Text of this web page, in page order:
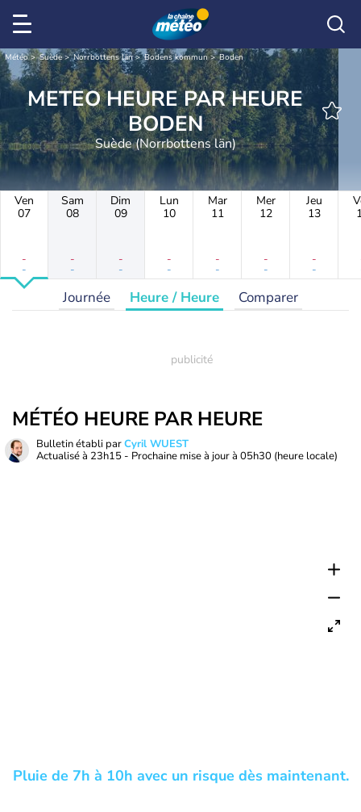
Météo Suède Norrbottens län Bodens kommun Boden
METEO HEURE PAR HEURE
BODEN
Suède (Norrbottens län)
Ven
07
-
-
Sam
08
-
-
Dim
09
-
-
Lun
10
-
-
Mar
11
-
-
Mer
12
-
-
Jeu
13
-
-
Journée Heure / Heure Comparer
MÉTÉO HEURE PAR HEURE
Bulletin établi parCyril WUEST
Actualisé à 23h15 - Prochaine mise à jour à 05h30 (heure locale)
Pluie de 7h à 10h avec un risque dès maintenant.